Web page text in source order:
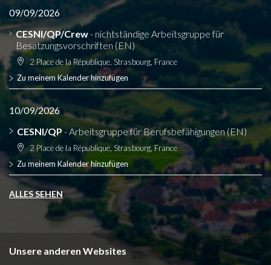
09/09/2026
CESNI/QP/Crew- nichtständige Arbeitsgruppe für
Besatzungsvorschriften (EN)
2 Place de la République, Strasbourg, France
Zu meinem Kalender hinzufügen
10/09/2026
CESNI/QP- Arbeitsgruppe für Berufsbefähigungen (EN)
2 Place de la République, Strasbourg, France
Zu meinem Kalender hinzufügen
ALLES SEHEN
Unsere anderen Websites